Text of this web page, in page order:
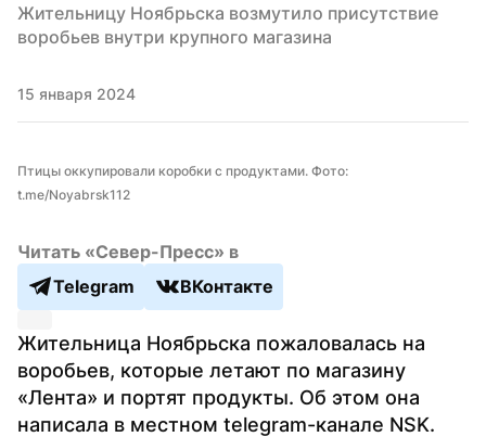
Жительницу Ноябрьска возмутило присутствие
воробьев внутри крупного магазина
15 января 2024
Птицы оккупировали коробки с продуктами. Фото:
t.me/Noyabrsk112
Читать «Север-Пресс» в
Telegram
ВКонтакте
Жительница Ноябрьска пожаловалась на
воробьев, которые летают по магазину
«Лента» и портят продукты. Об этом она
написала в местном telegram-канале NSK.